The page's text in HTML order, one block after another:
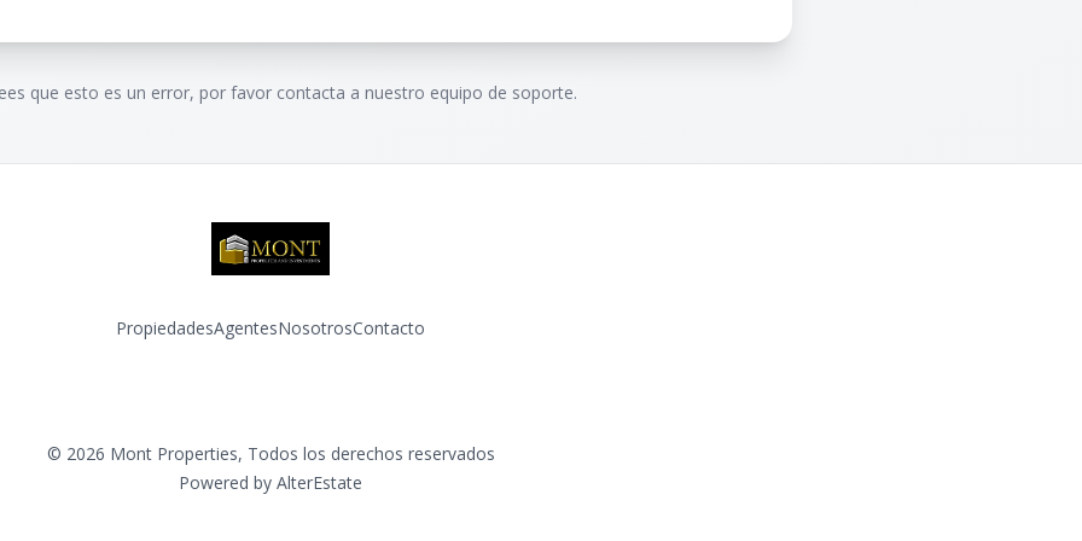
que esto es un error, por favor contacta a nuestro equipo de soporte.
PropiedadesAgentesNosotrosContacto
© 2026 Mont Properties, Todos los derechos reservados
Powered by AlterEstate